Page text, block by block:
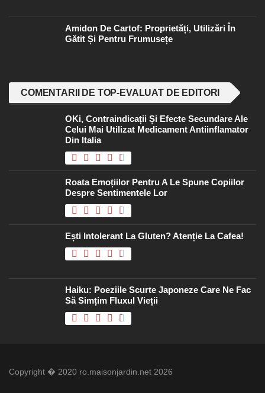
Amidon De Cartof: Proprietăți, Utilizări În
Gătit Și Pentru Frumusețe
COMENTARII DE TOP-EVALUAT DE EDITORI
OKi, Contraindicații Și Efecte Secundare Ale
Celui Mai Utilizat Medicament Antiinflamator
Din Italia
Roata Emoțiilor Pentru A Le Spune Copiilor
Despre Sentimentele Lor
Ești Intolerant La Gluten? Atenție La Cafea!
Haiku: Poeziile Scurte Japoneze Care Ne Fac
Să Simțim Fluxul Vieții
Copyright � 2020 ro.maisonjardin.net 2026